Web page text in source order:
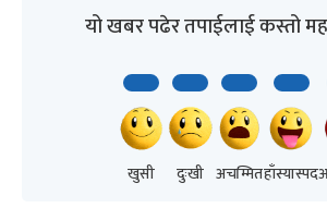
यो खबर पढेर तपाईलाई कस्तो
खुसी दुःखी अचम्मितहाँस्यास्पद